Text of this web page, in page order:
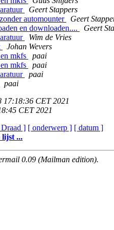
Geert Stappers
automounter
Geert
en downloaden....
Geert
Wim de Vries
Johan Wevers
mkfs
paai
mkfs
paai
paai
paai
17:18:36 CET 2021
CET 2021
] [ onderwerp ] [ datum ]
lijst ...
0.09 (Mailman edition).